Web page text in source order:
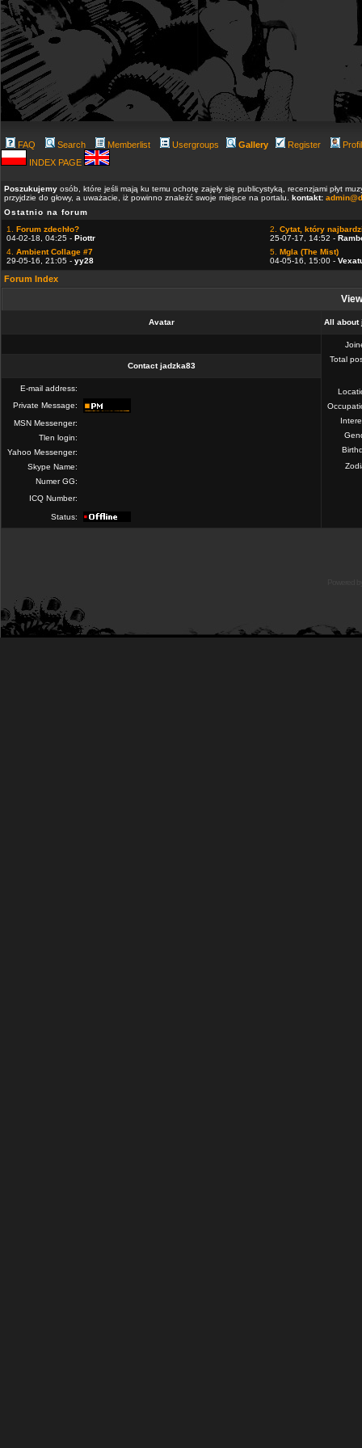
FAQ Search Memberlist Usergroups Gallery Register
INDEX PAGE
Poszukujemy osób, które jeśli mają ku temu ochotę zajęły się publicystyką, recenzjami płyt
przyjdzie do głowy, a uważacie, iż powinno znaleźć swoje miejsce na portalu. kontakt:
Ostatnio na forum
1. Forum zdechło?
04-02-18, 04:25 - Piottr
2. Cytat, który
25-07-17, 14:52 -
4. Ambient Collage #7
29-05-16, 21:05 - yy28
5. Mgla (The Mist)
04-05-16, 15:00 -
Forum Index
Avatar All about
Total
Contact jadzka83
E-mail address:
Private Message:
MSN Messenger:
Tlen login:
Yahoo Messenger:
Skype Name:
Numer GG:
ICQ Number:
Status: